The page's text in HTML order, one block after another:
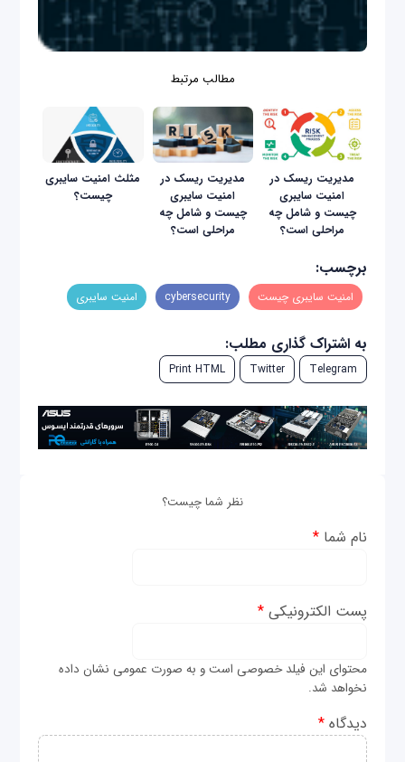
مطالب مرتبط
مدیریت ریسک در
امنیت سایبری
چیست و شامل چه
مراحلی است؟
مدیریت ریسک در
امنیت سایبری
چیست و شامل چه
مراحلی است؟
مثلث امنیت سایبری
چیست؟
برچسب:
امنیت سایبری چیست cybersecurity امنیت سایبری
به اشتراک گذاری مطلب:
Telegram
Twitter
Print HTML
نظر شما چیست؟
نام شما*
پست الکترونیکی*
محتوای این فیلد خصوصی است و به صورت عمومی نشان داده
نخواهد شد.
دیدگاه*